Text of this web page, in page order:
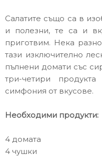
Салатите също са в
и полезни, те са и
приготвим. Нека
тази изключително
пълнени домати със
три-четири
симфония от вкусове.
Необходими продукти:
4 домата
4 чушки